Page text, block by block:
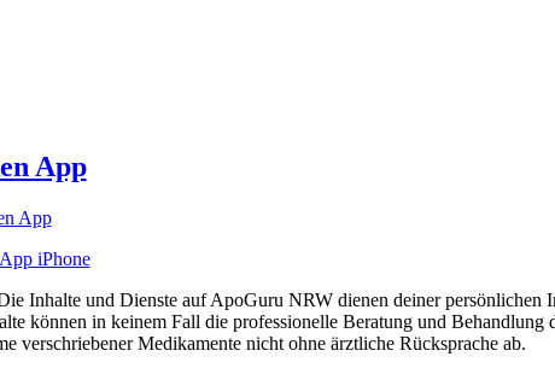
App
App
Inhalte und Dienste auf ApoGuru NRW dienen deiner persönlichen
können in keinem Fall die professionelle Beratung und Behandlung
verschriebener Medikamente nicht ohne ärztliche Rücksprache ab.